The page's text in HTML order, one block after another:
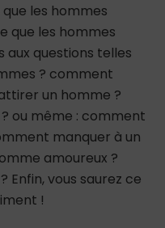
les hommes
que les hommes
aux questions telles
? comment
un homme ?
ou même : comment
manquer à un
amoureux ?
vous saurez ce
!